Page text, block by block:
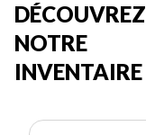
DÉCOUVREZ
NOTRE
INVENTAIRE